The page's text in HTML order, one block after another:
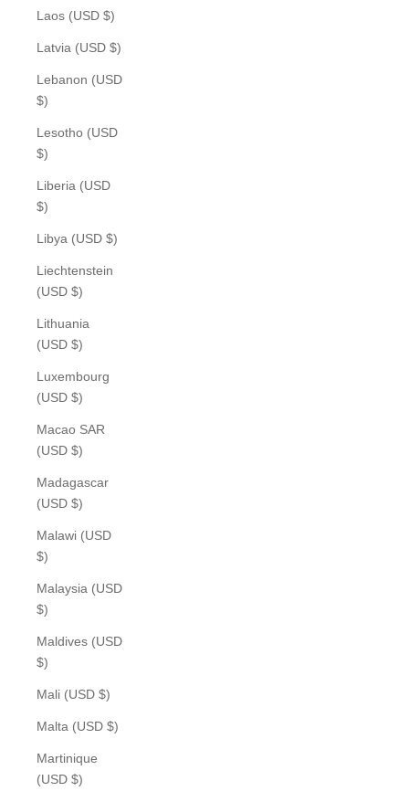
Laos (USD $)
Latvia (USD $)
Lebanon (USD
$)
Lesotho (USD
$)
Liberia (USD
$)
Libya (USD $)
Liechtenstein
(USD $)
Lithuania
(USD $)
Luxembourg
(USD $)
Macao SAR
(USD $)
Madagascar
(USD $)
Malawi (USD
$)
Malaysia (USD
$)
Maldives (USD
$)
Mali (USD $)
Malta (USD $)
Martinique
(USD $)